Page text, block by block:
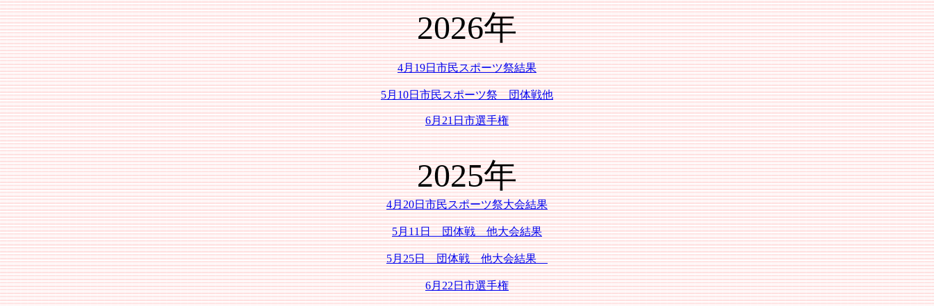
2026年
4月19日市民スポーツ祭結果
5月10日市民スポーツ祭 団体戦他
6月21日市選手権
2025年
4月20日市民スポーツ祭大会結果
5月11日 団体戦 他大会結果
5月25日 団体戦 他大会結果
6月22日市選手権